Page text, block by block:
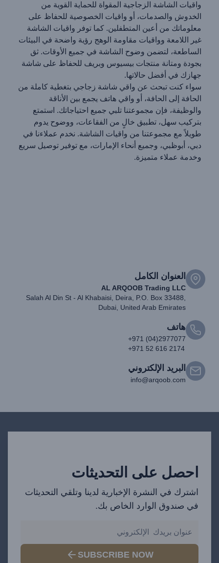
واقيات الشاشة الزجاجية المقواة للحماية القوية من
الخدوش والصدمات، أو واقيات الخصوصية للحفاظ على
معلوماتك من أعين المتطفلين. كما توفر واقيات الشاشة
غير اللامعة وواقيات مقاومة الوهج رؤية واضحة في البيئات
الساطعة، لتضمن وضوح الشاشة في جميع الأوقات. ثق
بجودة ومتانة منتجات بيسيوس وبريف للحفاظ على شاشة
جهازك في أفضل حالاتها.
سواء كنت تبحث عن واقي شاشة زجاجي بتغطية كاملة من
الحافة إلى الحافة، أو واقي هاتف يجمع بين الأناقة
والوظيفة، فإن مجموعتنا تلبي جميع احتياجاتك. استمتع
بتركيب سهل، تطبيق خالٍ من الفقاعات، ووضوح يدوم
طويلاً مع مجموعتنا من واقيات الشاشة. نخدم عملاءنا في
دبي، أبوظبي، وجميع أنحاء الإمارات، مع توفير توصيل سريع
وخدمة عملاء متميزة.
العنوان الكامل
AL ARQOOB Trading LLC
Salah Al Din St - Al Khabaisi, Deira, P.O. Box 33488,
Dubai, United Arab Emirates
هاتف
+971 (04)2977077
+971 52 616 2174
البريد الإلكتروني
info@arqoob.com
احصل على التحديثات
اشترك في النشرة الإخبارية لدينا وتلقي التحديثات
في صندوق الوارد الخاص بك.
SUBSCRIBE NOW